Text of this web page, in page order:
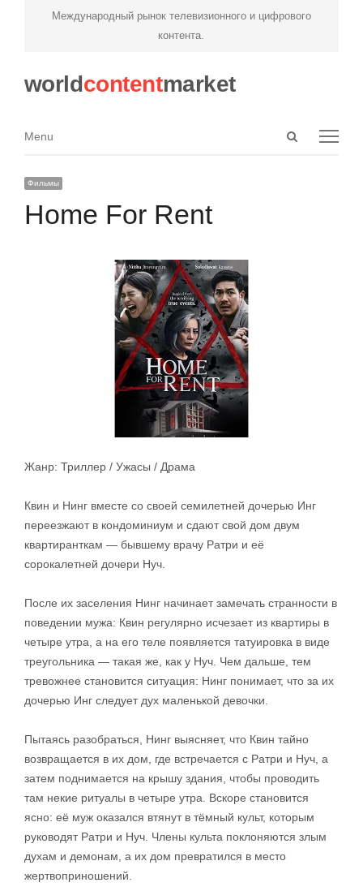
Международный рынок телевизионного и цифрового
контента.
worldcontentmarket
Open
Menu
Menu
Фильмы
Home For Rent
Жанр: Триллер / Ужасы / Драма
Квин и Нинг вместе со своей семилетней дочерью Инг
переезжают в кондоминиум и сдают свой дом двум
квартиранткам — бывшему врачу Ратри и её
сорокалетней дочери Нуч.
После их заселения Нинг начинает замечать странности в
поведении мужа: Квин регулярно исчезает из квартиры в
четыре утра, а на его теле появляется татуировка в виде
треугольника — такая же, как у Нуч. Чем дальше, тем
тревожнее становится ситуация: Нинг понимает, что за их
дочерью Инг следует дух маленькой девочки.
Пытаясь разобраться, Нинг выясняет, что Квин тайно
возвращается в их дом, где встречается с Ратри и Нуч, а
затем поднимается на крышу здания, чтобы проводить
там некие ритуалы в четыре утра. Вскоре становится
ясно: её муж оказался втянут в тёмный культ, которым
руководят Ратри и Нуч. Члены культа поклоняются злым
духам и демонам, а их дом превратился в место
жертвоприношений.